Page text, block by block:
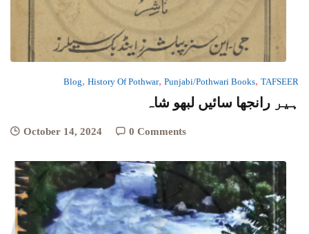
Blog, History Of Pothwar, Punjabi/Pothwari Books, TAFSEER
ہیر رانجھا سائیں لبھو شاہ
October 14, 2024 0 Comments